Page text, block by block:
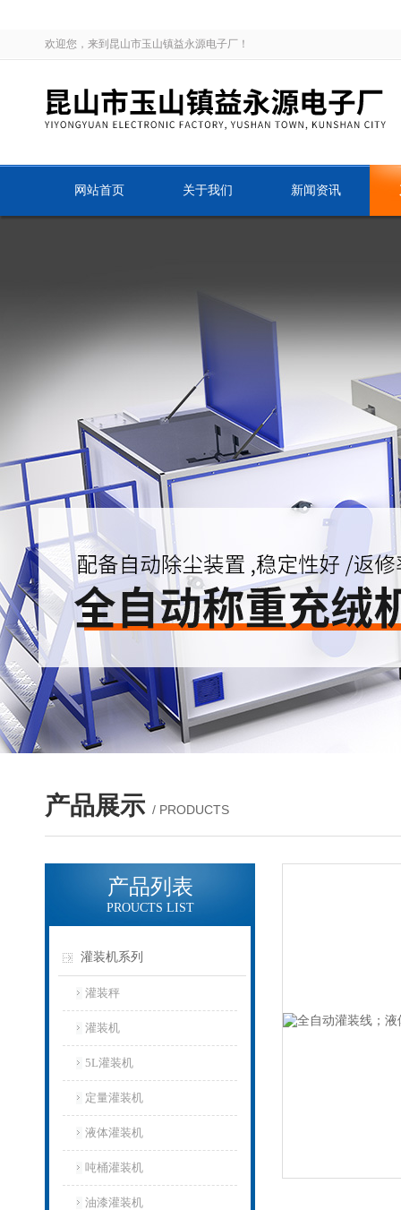
欢迎您，来到昆山市玉山镇益永源电子厂！
网站首页 关于我们 新闻资讯
产品展示 / PRODUCTS
产品列表
PROUCTS LIST
灌装机系列
灌装秤
灌装机
5L灌装机
定量灌装机
液体灌装机
吨桶灌装机
油漆灌装机